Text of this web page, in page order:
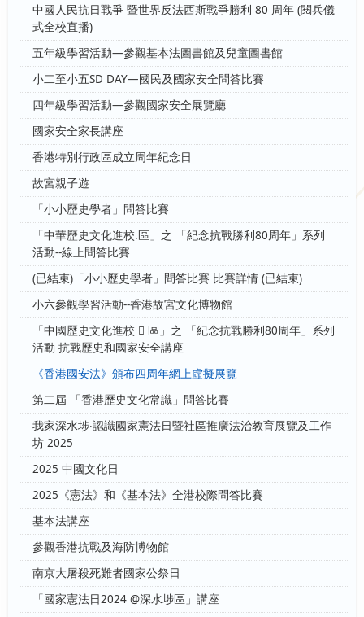
中國人民抗日戰爭 暨世界反法西斯戰爭勝利 80 周年 (閱兵儀
式全校直播)
五年級學習活動—參觀基本法圖書館及兒童圖書館
小二至小五SD DAY—國民及國家安全問答比賽
四年級學習活動—參觀國家安全展覽廳
國家安全家長講座
香港特別行政區成立周年紀念日
故宮親子遊
「小小歷史學者」問答比賽
「中華歷史文化進校.區」之 「紀念抗戰勝利80周年」系列
活動--線上問答比賽
(已結束)「小小歷史學者」問答比賽 比賽詳情 (已結束)
小六參觀學習活動--香港故宮文化博物館
「中國歷史文化進校  區」之 「紀念抗戰勝利80周年」系列
活動 抗戰歷史和國家安全講座
《香港國安法》頒布四周年網上虛擬展覽
第二屆 「香港歷史文化常識」問答比賽
我家深水埗‧認識國家憲法日暨社區推廣法治教育展覽及工作
坊 2025
2025 中國文化日
2025《憲法》和《基本法》全港校際問答比賽
基本法講座
參觀香港抗戰及海防博物館
南京大屠殺死難者國家公祭日
「國家憲法日2024 @深水埗區」講座